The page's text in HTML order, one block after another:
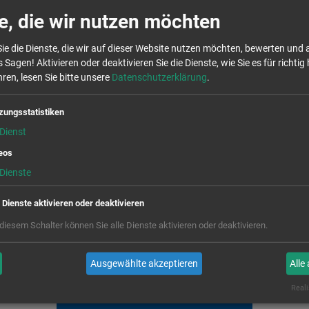
haben unser Angebot an Online-Seminaren deutlich
Kurse für Schüler*innen,
Seminarreihe "Weiterbildungsforum
"Weiterbildungsforum Ehrenamt
die Möglichkeit, sich sowohl zu zentralen als auch zu
alle weiteren Online-Seminare
von Online-Seminaren an. Zu den Themen: Fake News,
an. Sprechen Sie uns gerne an.
die wir nutzen möchten
die Dienste, die wir auf dieser Website nutzen möchten, bewerten und
Sagen! Aktivieren oder deaktivieren Sie die Dienste, wie Sie es für richtig
lesen Sie bitte unsere Datenschutzerklärung.
Dienst
Dienste
Dienste aktivieren oder deaktivieren
Schalter können Sie alle Dienste aktivieren oder deaktivieren.
Ausgewählte akzeptieren Alle